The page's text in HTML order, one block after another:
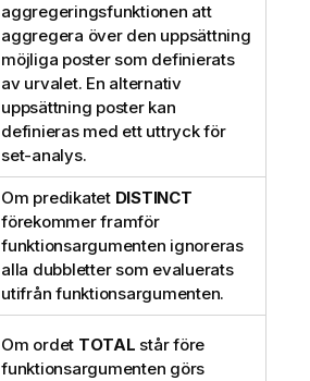
aggregeringsfunktionen att
aggregera över den uppsättning
möjliga poster som definierats
av urvalet. En alternativ
uppsättning poster kan
definieras med ett uttryck för
set-analys.
Om predikatet DISTINCT
förekommer framför
funktionsargumenten ignoreras
alla dubbletter som evaluerats
utifrån funktionsargumenten.
Om ordet TOTAL står före
funktionsargumenten görs